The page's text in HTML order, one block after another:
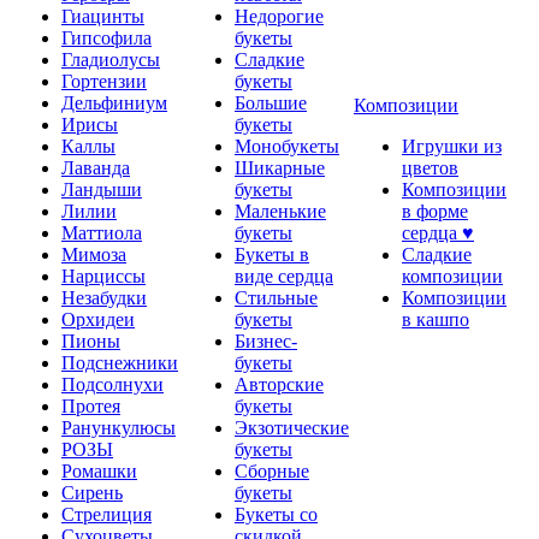
Гиацинты
Гипсофила
Гладиолусы
Гортензии
Дельфиниум
Ирисы
Каллы
Лаванда
Ландыши
Лилии
Маттиола
Мимоза
Нарциссы
Незабудки
Орхидеи
Пионы
Подснежники
Подсолнухи
Протея
Ранункулюсы
РОЗЫ
Ромашки
Сирень
Стрелиция
Недорогие
букеты
Сладкие
букеты
Большие
букеты
Монобукеты
Шикарные
букеты
Маленькие
букеты
Букеты в
виде сердца
Стильные
букеты
Бизнес-
букеты
Авторские
букеты
Экзотические
букеты
Сборные
букеты
Букеты со
Композиции
Игрушки из
цветов
Композиции
в форме
сердца ♥
Сладкие
композиции
Композиции
в кашпо